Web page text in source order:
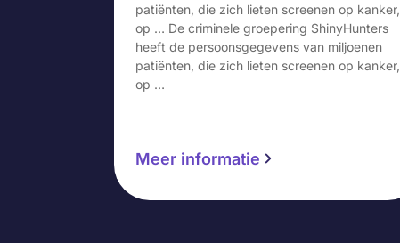
patiënten, die zich lieten screenen op kanker,
op … De criminele groepering ShinyHunters
heeft de persoonsgegevens van miljoenen
patiënten, die zich lieten screenen op kanker,
op …
Meer informatie